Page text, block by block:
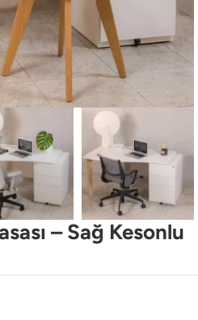
– Sağ Kesonlu